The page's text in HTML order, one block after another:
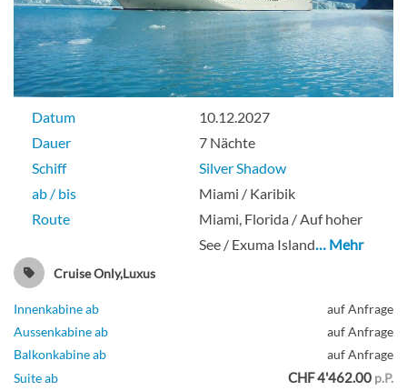
Datum
10.12.2027
Dauer
7 Nächte
Schiff
Silver Shadow
ab / bis
Miami / Karibik
Route
Miami, Florida / Auf hoher
See / Exuma Island… Mehr
Cruise Only,Luxus
Innenkabine ab
auf Anfrage
Aussenkabine ab
auf Anfrage
Balkonkabine ab
auf Anfrage
Suite ab
CHF 4'462.00 p.P.